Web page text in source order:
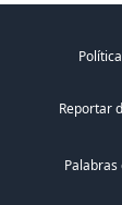
Reportar
Palabras